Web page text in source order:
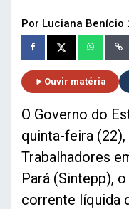
Por Luciana Benício
Ouvir matéria
O Governo do
quinta-feira
Trabalhadores
Pará (Sintepp),
corrente líquida